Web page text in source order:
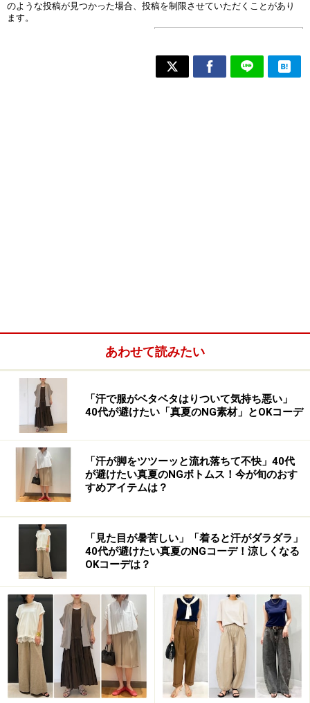
あわせて読みたい
「汗で服がベタベタはりついて気持ち悪い」
40代が避けたい「真夏のNG素材」とOKコーデ
「汗が脚をツツーッと流れ落ちて不快」40代
が避けたい真夏のNGボトムス！今が旬のおす
すめアイテムは？
「見た目が暑苦しい」「着ると汗がダラダラ」
40代が避けたい真夏のNGコーデ！涼しくなる
OKコーデは？